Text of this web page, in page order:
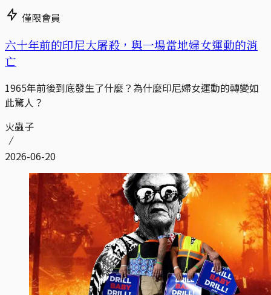
僅限會員
六十年前的印尼大屠殺，與一場當地婦女運動的消
亡
1965年前後到底發生了什麼？為什麼印尼婦女運動的轉變如
此驚人？
火蟲子
2026-06-20